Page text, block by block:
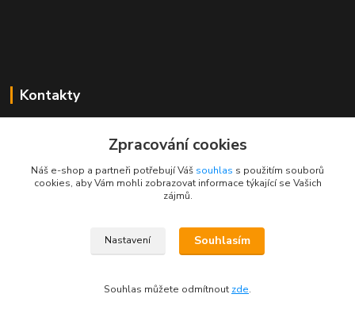
Kontakty
+420 733 530 378
(Po-Pá, 8-15 hod.)
© 2023 PEVA.cz
Zpracování cookies
Náš e-shop a partneři potřebují Váš souhlas s použitím souborů
cookies, aby Vám mohli zobrazovat informace týkající se Vašich
zájmů.
Nastavení Souhlasím
Souhlas můžete odmítnout zde.